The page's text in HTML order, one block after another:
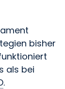
bisher
als bei
.